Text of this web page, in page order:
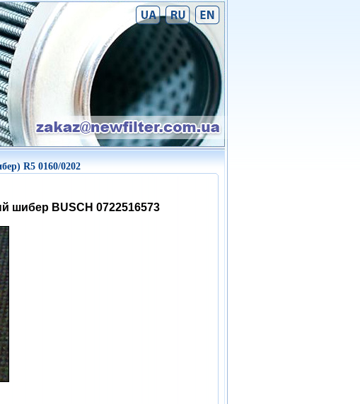
R5 0160/0202
шибер BUSCH 0722516573